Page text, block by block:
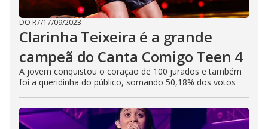
DO R7/17/09/2023
Clarinha Teixeira é a grande
campeã do Canta Comigo Teen 4
A jovem conquistou o coração de 100 jurados e também
foi a queridinha do público, somando 50,18% dos votos